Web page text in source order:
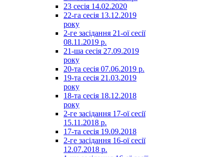
23 сесія 14.02.2020
22-га сесія 13.12.2019
року
2-ге засідання 21-ої сесії
08.11.2019 р.
21-ша сесія 27.09.2019
року
20-та сесія 07.06.2019 р.
19-та сесія 21.03.2019
року
18-та сесія 18.12.2018
року
2-ге засідання 17-ої сесії
15.11.2018 р.
17-та сесія 19.09.2018
2-ге засідання 16-ої сесії
12.07.2018 р.